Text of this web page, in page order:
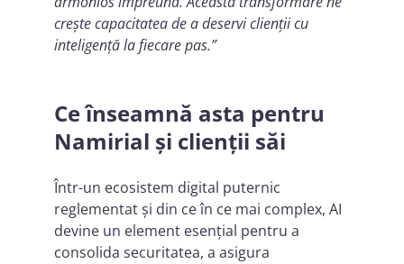
crește capacitatea de a deservi clienții cu
inteligență la fiecare pas.”
Ce înseamnă asta pentru
Namirial și clienții săi
Într-un ecosistem digital puternic
reglementat și din ce în ce mai complex, AI
devine un element esențial pentru a
consolida securitatea, a asigura